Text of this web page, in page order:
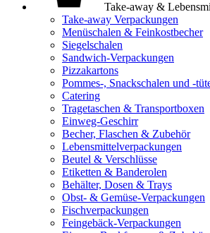
Take-away &
Take-away Verpackungen
Menüschalen & Feinkostbecher
Siegelschalen
Sandwich-Verpackungen
Pizzakartons
Pommes-, Snackschalen und -
Catering
Tragetaschen & Transportboxen
Einweg-Geschirr
Becher, Flaschen & Zubehör
Lebensmittelverpackungen
Beutel & Verschlüsse
Etiketten & Banderolen
Behälter, Dosen & Trays
Obst- & Gemüse-Verpackungen
Fischverpackungen
Feingebäck-Verpackungen